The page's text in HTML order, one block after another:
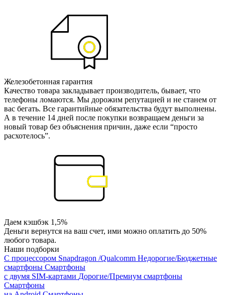
Железобетонная гарантия
Качество товара закладывает производитель, бывает, что
телефоны ломаются. Мы дорожим репутацией и не станем от
вас бегать. Все гарантийные обязательства будут выполнены.
А в течение 14 дней после покупки возвращаем деньги за
новый товар без объяснения причин, даже если “просто
расхотелось”.
Даем кэшбэк 1,5%
Деньги вернутся на ваш счет, ими можно оплатить до 50%
любого товара.
Наши подборки
С процессором Snapdragon /Qualcomm Недорогие/Бюджетные
смартфоны Смартфоны
с двумя SIM-картами Дорогие/Премиум смартфоны
Смартфоны